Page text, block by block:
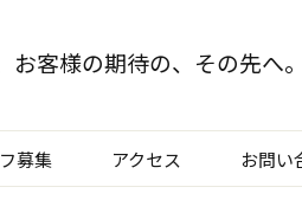
お客様の期待の、その先へ。
募集 アクセス お問い